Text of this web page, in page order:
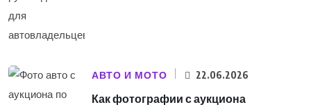
АВТО И МОТО 22.06.2026
Как фотографии с аукциона